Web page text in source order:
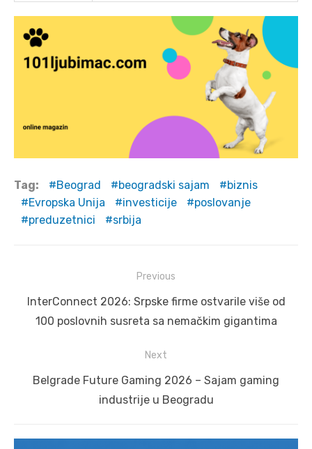
Tag: Beograd beogradski sajam
biznis
Evropska Unija
investicije
poslovanje
preduzetnici
srbija
navigation
Previous
Previous
post:
InterConnect 2026: Srpske firme ostvarile više od
100 poslovnih susreta sa nemačkim gigantima
Next
Next
Belgrade Future Gaming 2026 – Sajam gaming
industrije u Beogradu